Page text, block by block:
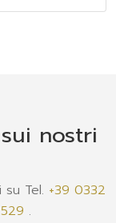
nostri
Tel. +39 0332
.